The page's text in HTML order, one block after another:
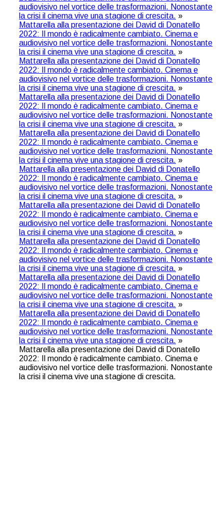
audiovisivo nel vortice delle trasformazioni. Nonostante
la crisi il cinema vive una stagione di crescita. »
Mattarella alla presentazione dei David di Donatello
2022: Il mondo è radicalmente cambiato. Cinema e
audiovisivo nel vortice delle trasformazioni. Nonostante
la crisi il cinema vive una stagione di crescita. »
Mattarella alla presentazione dei David di Donatello
2022: Il mondo è radicalmente cambiato. Cinema e
audiovisivo nel vortice delle trasformazioni. Nonostante
la crisi il cinema vive una stagione di crescita. »
Mattarella alla presentazione dei David di Donatello
2022: Il mondo è radicalmente cambiato. Cinema e
audiovisivo nel vortice delle trasformazioni. Nonostante
la crisi il cinema vive una stagione di crescita. »
Mattarella alla presentazione dei David di Donatello
2022: Il mondo è radicalmente cambiato. Cinema e
audiovisivo nel vortice delle trasformazioni. Nonostante
la crisi il cinema vive una stagione di crescita. »
Mattarella alla presentazione dei David di Donatello
2022: Il mondo è radicalmente cambiato. Cinema e
audiovisivo nel vortice delle trasformazioni. Nonostante
la crisi il cinema vive una stagione di crescita. »
Mattarella alla presentazione dei David di Donatello
2022: Il mondo è radicalmente cambiato. Cinema e
audiovisivo nel vortice delle trasformazioni. Nonostante
la crisi il cinema vive una stagione di crescita. »
Mattarella alla presentazione dei David di Donatello
2022: Il mondo è radicalmente cambiato. Cinema e
audiovisivo nel vortice delle trasformazioni. Nonostante
la crisi il cinema vive una stagione di crescita. »
Mattarella alla presentazione dei David di Donatello
2022: Il mondo è radicalmente cambiato. Cinema e
audiovisivo nel vortice delle trasformazioni. Nonostante
la crisi il cinema vive una stagione di crescita. »
Mattarella alla presentazione dei David di Donatello
2022: Il mondo è radicalmente cambiato. Cinema e
audiovisivo nel vortice delle trasformazioni. Nonostante
la crisi il cinema vive una stagione di crescita. »
Mattarella alla presentazione dei David di Donatello
2022: Il mondo è radicalmente cambiato. Cinema e
audiovisivo nel vortice delle trasformazioni. Nonostante
la crisi il cinema vive una stagione di crescita.